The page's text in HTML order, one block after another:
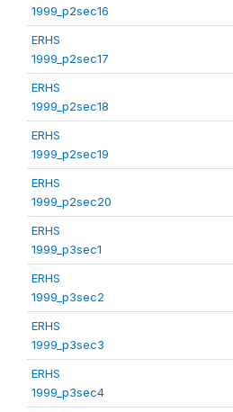
1999_p2sec16
ERHS
1999_p2sec17
ERHS
1999_p2sec18
ERHS
1999_p2sec19
ERHS
1999_p2sec20
ERHS
1999_p3sec1
ERHS
1999_p3sec2
ERHS
1999_p3sec3
ERHS
1999_p3sec4